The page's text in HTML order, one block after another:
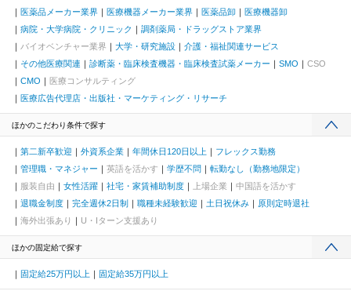
医薬品メーカー業界 医療機器メーカー業界 医薬品卸
医療機器卸
病院・大学病院・クリニック
調剤薬局・ドラッグストア業界
バイオベンチャー業界
大学・研究施設
介護・福祉関連サービス
その他医療関連
診断薬・臨床検査機器・臨床検査試薬メーカー SMO
CSO
CMO
医療コンサルティング
医療広告代理店・出版社・マーケティング・リサーチ
ほかのこだわり条件で探す
第二新卒歓迎 外資系企業 年間休日120日以上
フレックス勤務
管理職・マネジャー
英語を活かす 学歴不問
転勤なし（勤務地限定）
服装自由
女性活躍 社宅・家賃補助制度 上場企業
中国語を活かす
退職金制度
完全週休2日制 職種未経験歓迎 土日祝休み
原則定時退社
海外出張あり
U・Iターン支援あり
ほかの固定給で探す
固定給25万円以上 固定給35万円以上